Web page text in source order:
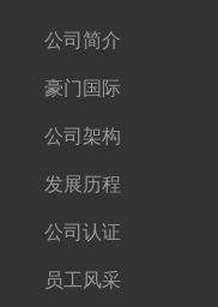
公司简介
豪门国际
公司架构
发展历程
公司认证
员工风采